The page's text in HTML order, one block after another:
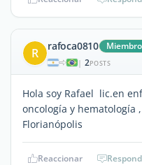
R rafoca0810 Miembro
| 2POSTS
Hola soy Rafael lic.en
oncología y hematología
Florianópolis
Reaccionar